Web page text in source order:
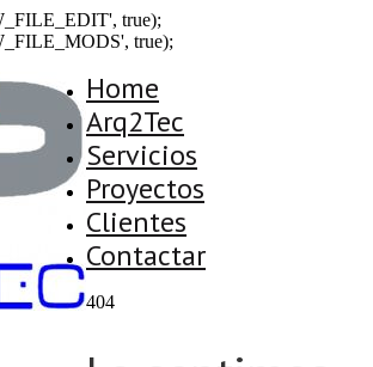
true);
true);
Home
Arq2Tec
Servicios
Proyectos
Clientes
Contactar
404